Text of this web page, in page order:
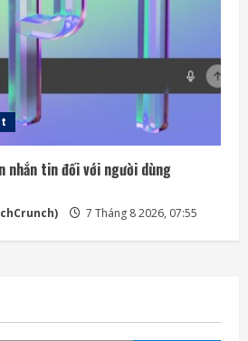
nhắn tin đối với người dùng
7 Tháng 8 2026, 07:55